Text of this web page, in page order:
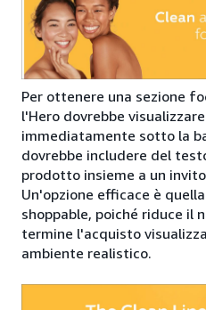
Per ottenere una sezione
l'Hero dovrebbe
immediatamente sotto la
dovrebbe includere del
prodotto insieme a un
Un'opzione efficace è
shoppable, poiché riduce il
termine l'acquisto
ambiente realistico.